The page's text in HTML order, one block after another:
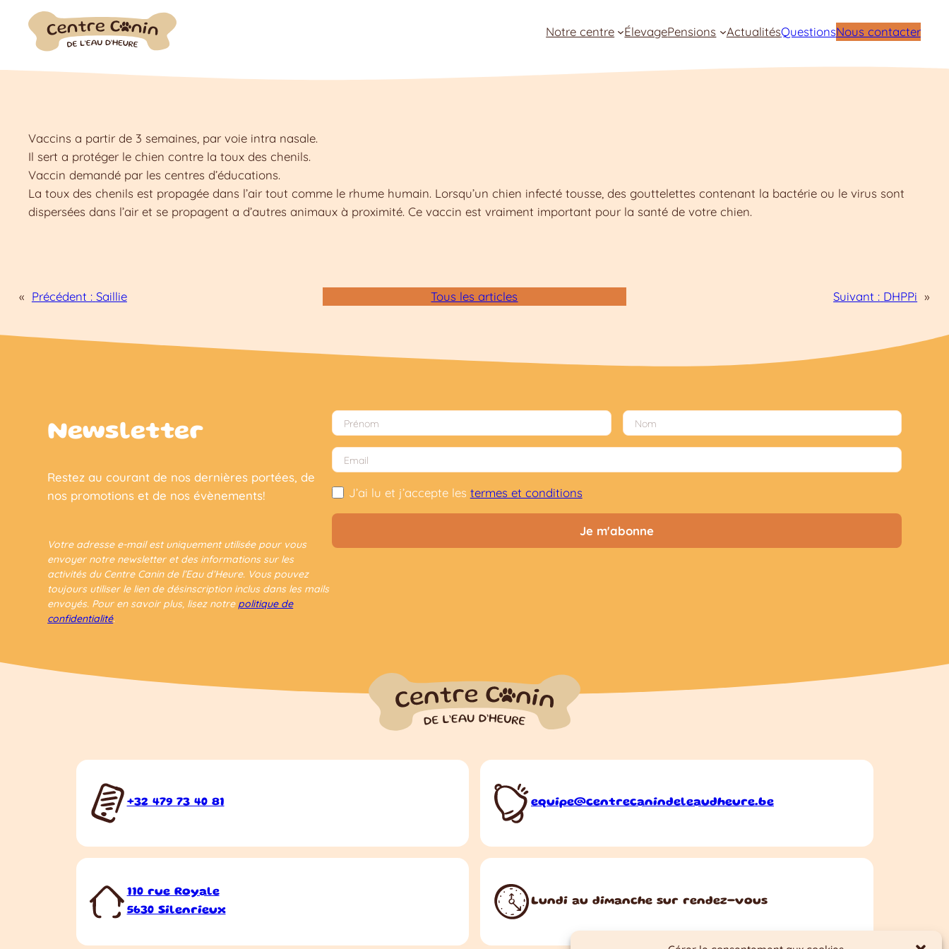
contenu
Notre centre ÉlevagePensions ActualitésQuestionsNous contacter
Vaccins a partir de 3 semaines, par voie intra nasale.
Il sert a protéger le chien contre la toux des chenils.
Vaccin demandé par les centres d’éducations.
La toux des chenils est propagée dans l’air tout comme le rhume humain. Lorsqu’un chien infecté tousse, des gouttelettes contenant la bactérie ou le virus sont
dispersées dans l’air et se propagent a d’autres animaux à proximité. Ce vaccin est vraiment important pour la santé de votre chien.
« Précédent : Saillie Tous les articles Suivant : DHPPi »
Newsletter
Restez au courant de nos dernières portées, de
nos promotions et de nos évènements!
Votre adresse e-mail est uniquement utilisée pour vous
envoyer notre newsletter et des informations sur les
activités du Centre Canin de l’Eau d’Heure. Vous pouvez
toujours utiliser le lien de désinscription inclus dans les mails
envoyés. Pour en savoir plus, lisez notre politique de
confidentialité.
J’ai lu et j’accepte les termes et conditions
+32 479 73 40 81 equipe@centrecanindeleaudheure.be
110 rue Royale
5630 Silenrieux
Lundi au dimanche sur rendez-vous